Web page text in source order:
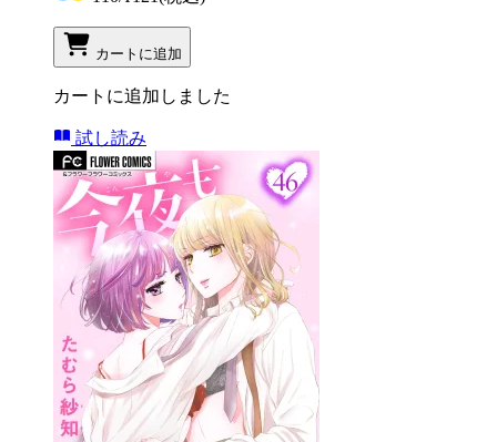
カートに追加
カートに追加しました
試し読み